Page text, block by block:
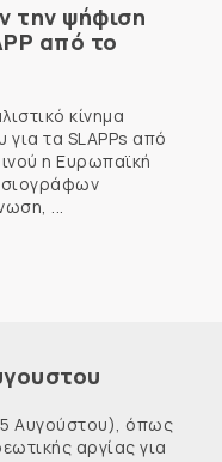
την ψήφιση
από το
κίνημα
για τα SLAPPs από
η Ευρωπαϊκή
...
όπως
αργίας για